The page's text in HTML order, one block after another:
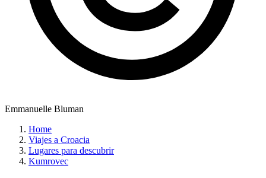
Emmanuelle Bluman
Home
Viajes a Croacia
Lugares para descubrir
Kumrovec